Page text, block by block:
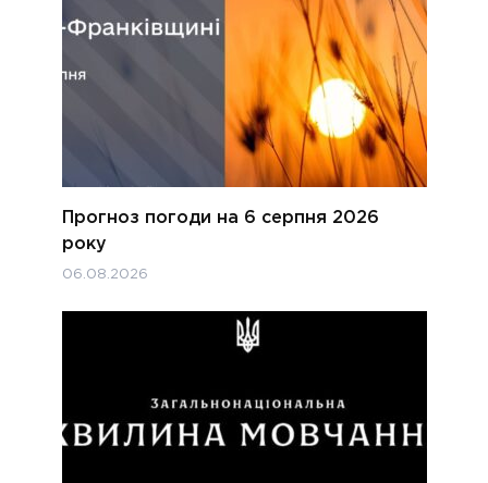
Прогноз погоди на 6 серпня 2026
року
06.08.2026